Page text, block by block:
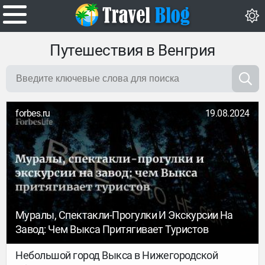
Путешествия в Венгрия
forbes.ru 19.08.2024
Муралы, Спектакли-Прогулки И Экскурсии На
Завод: Чем Выкса Притягивает Туристов
Небольшой город Выкса в Нижегородской